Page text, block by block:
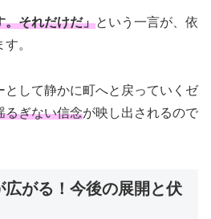
。それだけだ」という一言が、依
。
として静かに町へと戻っていくゼ
るぎない信念が映し出されるので
広がる！今後の展開と伏